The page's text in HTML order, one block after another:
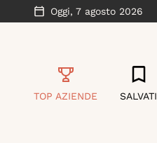
Oggi, 7 agosto 2026
TOP AZIENDE SALVATI